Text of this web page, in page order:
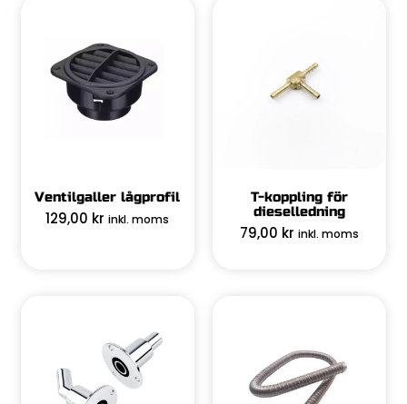
Ventilgaller lågprofil
129,00 kr inkl. moms
T-koppling för
dieselledning
79,00 kr inkl. moms